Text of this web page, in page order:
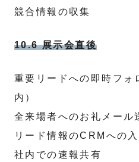
競合情報の収集
10.6 展示会直後
重要リードへの即時フォ
内）
全来場者へのお礼メール
リード情報のCRMへの入
社内での速報共有